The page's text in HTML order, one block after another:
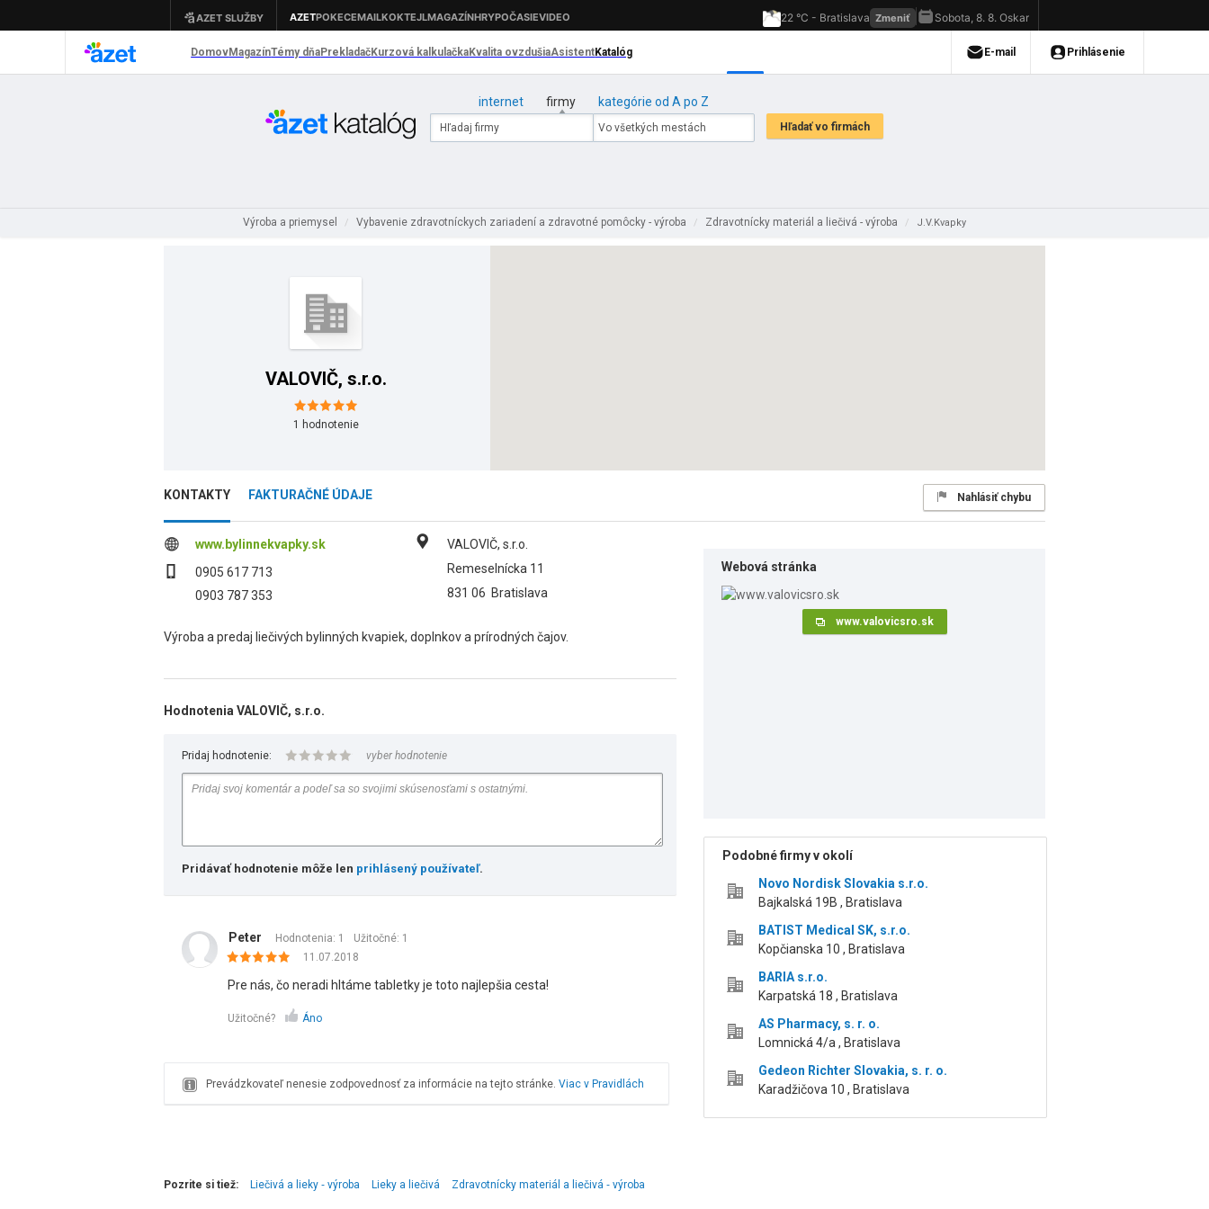
internet firmy kategórie od A po Z
Výroba a priemysel / Vybavenie zdravotníckych zariadení a zdravotné pomôcky - výroba / Zdravotnícky materiál a liečivá - výroba / J.V.Kvapky
VALOVIČ, s.r.o.
1 hodnotenie
KONTAKTY FAKTURAČNÉ ÚDAJE Nahlásiť chybu
www.bylinnekvapky.sk
0905 617 713
0903 787 353
VALOVIČ, s.r.o.
Remeselnícka 11
831 06 Bratislava
Výroba a predaj liečivých bylinných kvapiek, doplnkov a prírodných čajov.
Hodnotenia VALOVIČ, s.r.o.
Pridaj hodnotenie: vyber hodnotenie
Pridávať hodnotenie môže len prihlásený používateľ.
Peter Hodnotenia: 1 Užitočné: 1
11.07.2018
Pre nás, čo neradi hltáme tabletky je toto najlepšia cesta!
Užitočné? Áno
Prevádzkovateľ nenesie zodpovednosť za informácie na tejto stránke. Viac v Pravidlách
Webová stránka
www.valovicsro.sk
Podobné firmy v okolí
Novo Nordisk Slovakia s.r.o.
Bajkalská 19B , Bratislava
BATIST Medical SK, s.r.o.
Kopčianska 10 , Bratislava
BARIA s.r.o.
Karpatská 18 , Bratislava
AS Pharmacy, s. r. o.
Lomnická 4/a , Bratislava
Gedeon Richter Slovakia, s. r. o.
Karadžičova 10 , Bratislava
Pozrite si tiež: Liečivá a lieky ‑ výroba Lieky a liečivá Zdravotnícky materiál a liečivá ‑ výroba